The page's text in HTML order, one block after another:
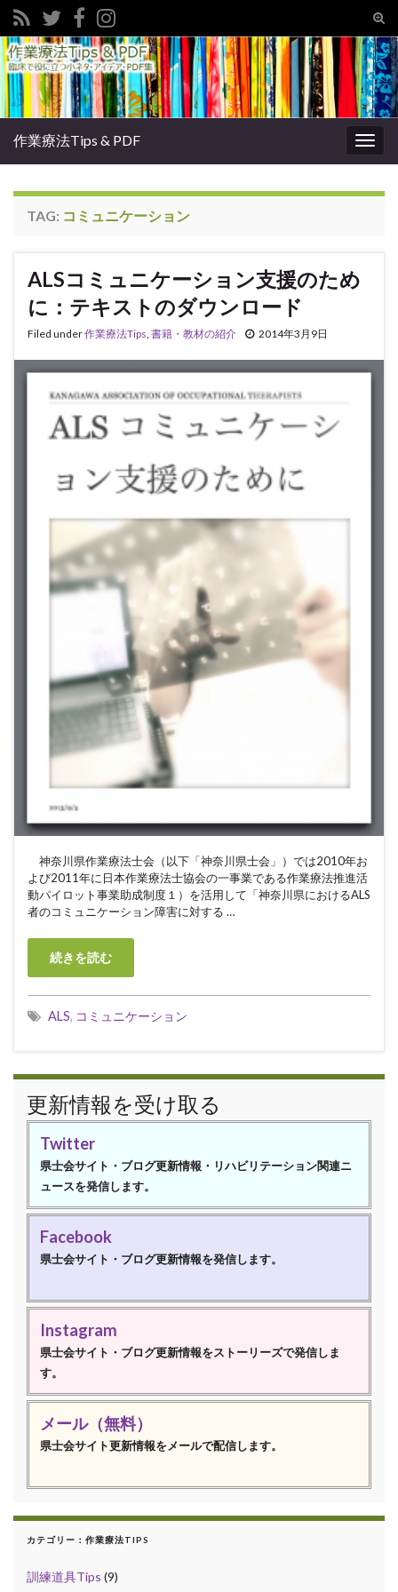
Search for:
作業療法Tips & PDF
TAG: コミュニケーション
ALSコミュニケーション支援のため
に：テキストのダウンロード
Filed under作業療法Tips, 書籍・教材の紹介 2014年3月9日
神奈川県作業療法士会（以下「神奈川県士会」）では2010年お
よび2011年に日本作業療法士協会の一事業である作業療法推進活
動パイロット事業助成制度１）を活用して「神奈川県におけるALS
者のコミュニケーション障害に対する …
続きを読む
ALS, コミュニケーション
更新情報を受け取る
Twitter
県士会サイト・ブログ更新情報・リハビリテーション関連ニ
ュースを発信します。
Facebook
県士会サイト・ブログ更新情報を発信します。
Instagram
県士会サイト・ブログ更新情報をストーリーズで発信しま
す。
メール（無料）
県士会サイト更新情報をメールで配信します。
カテゴリー：作業療法TIPS
訓練道具Tips (9)